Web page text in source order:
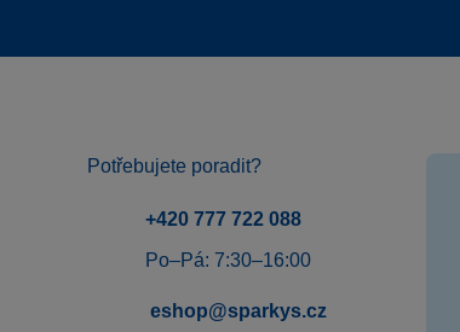
Potřebujete poradit?
+420 777 722 088
Po–Pá: 7:30–16:00
eshop@sparkys.cz